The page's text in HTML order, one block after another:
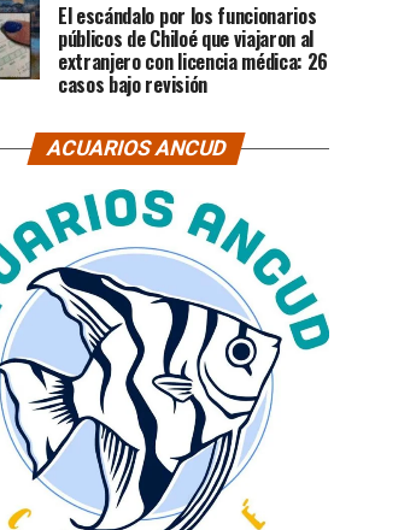
El escándalo por los funcionarios
públicos de Chiloé que viajaron al
extranjero con licencia médica: 26
casos bajo revisión
ACUARIOS ANCUD